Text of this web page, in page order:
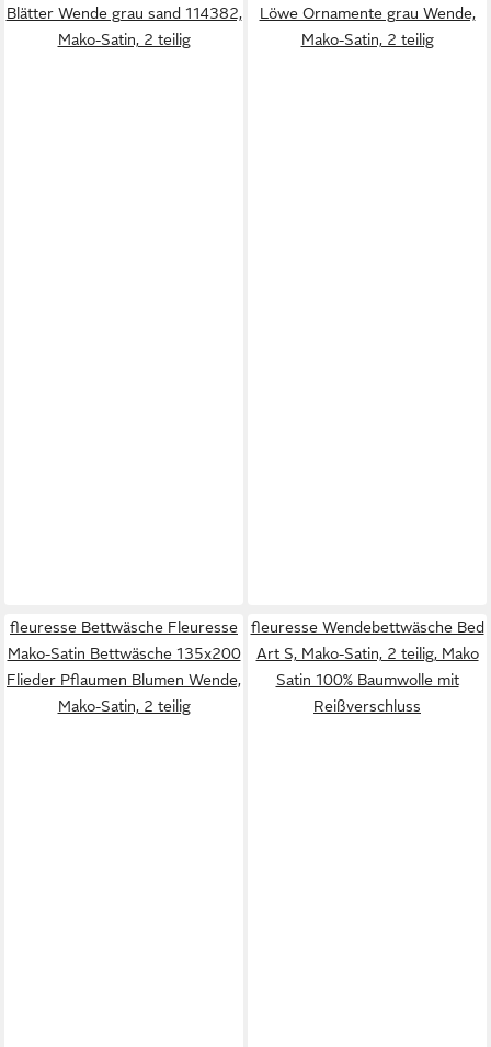
Blätter Wende grau sand 114382,
Mako-Satin, 2 teilig
Löwe Ornamente grau Wende,
Mako-Satin, 2 teilig
fleuresse Bettwäsche Fleuresse
Mako-Satin Bettwäsche 135x200
Flieder Pflaumen Blumen Wende,
Mako-Satin, 2 teilig
fleuresse Wendebettwäsche Bed
Art S, Mako-Satin, 2 teilig, Mako
Satin 100% Baumwolle mit
Reißverschluss